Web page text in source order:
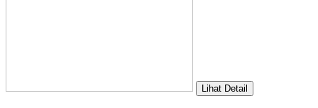
Lihat Detail